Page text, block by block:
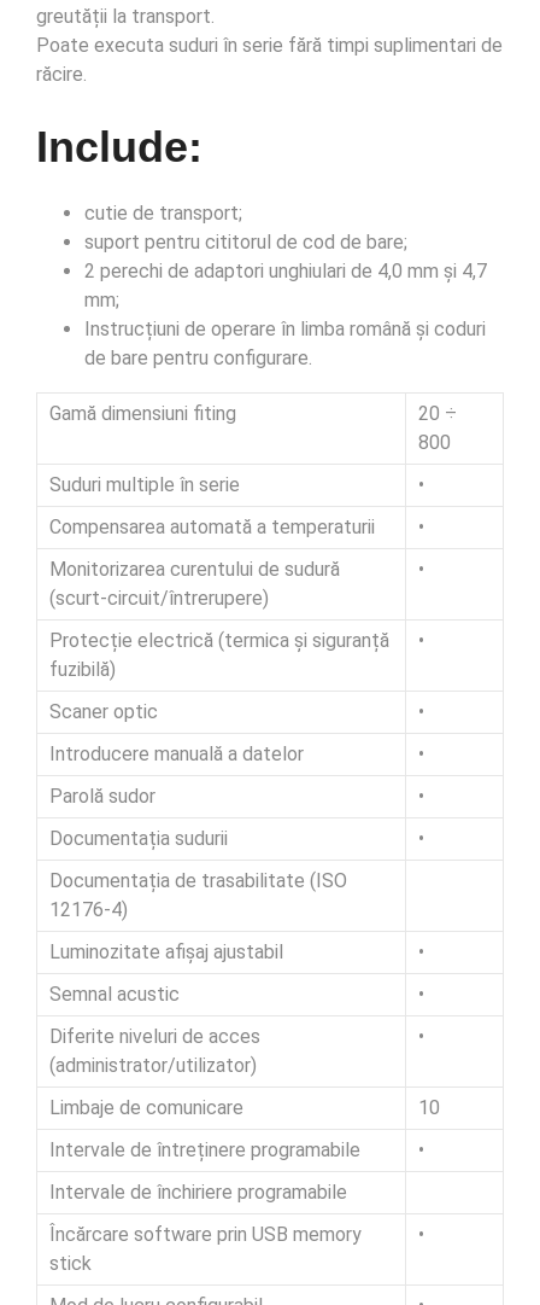
greutății la transport.
Poate executa suduri în serie fără timpi suplimentari de
răcire.
Include:
cutie de transport;
suport pentru cititorul de cod de bare;
2 perechi de adaptori unghiulari de 4,0 mm și 4,7
mm;
Instrucțiuni de operare în limba română și coduri
de bare pentru configurare.
Gamă dimensiuni fiting
20 ÷
800
Suduri multiple în serie
•
Compensarea automată a temperaturii
•
Monitorizarea curentului de sudură
(scurt-circuit/întrerupere)
•
Protecție electrică (termica și siguranță
fuzibilă)
•
Scaner optic
•
Introducere manuală a datelor
•
Parolă sudor
•
Documentația sudurii
•
Documentația de trasabilitate (ISO
12176-4)
Luminozitate afișaj ajustabil
•
Semnal acustic
•
Diferite niveluri de acces
(administrator/utilizator)
•
Limbaje de comunicare
10
Intervale de întreținere programabile
•
Intervale de închiriere programabile
Încărcare software prin USB memory
stick
•